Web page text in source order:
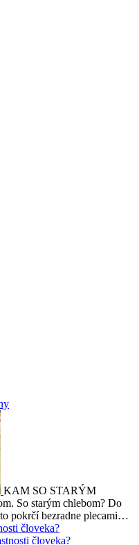
KAM SO STARÝM
So starým chlebom? Do
pokrčí bezradne plecami…
človeka?